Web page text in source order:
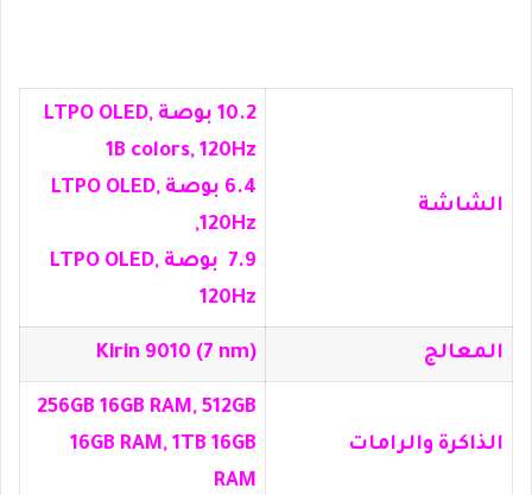
الشاشة
10.2 بوصة LTPO OLED,
1B colors, 120Hz
6.4 بوصة LTPO OLED,
120Hz,
7.9 بوصة LTPO OLED,
120Hz
المعالج Kirin 9010 (7 nm)
الذاكرة والرامات
256GB 16GB RAM, 512GB
16GB RAM, 1TB 16GB
RAM